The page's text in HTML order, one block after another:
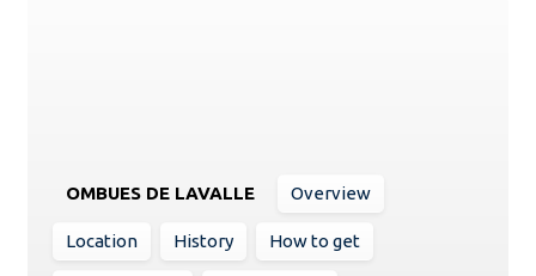
OMBUES DE LAVALLE Overview
Location History How to get